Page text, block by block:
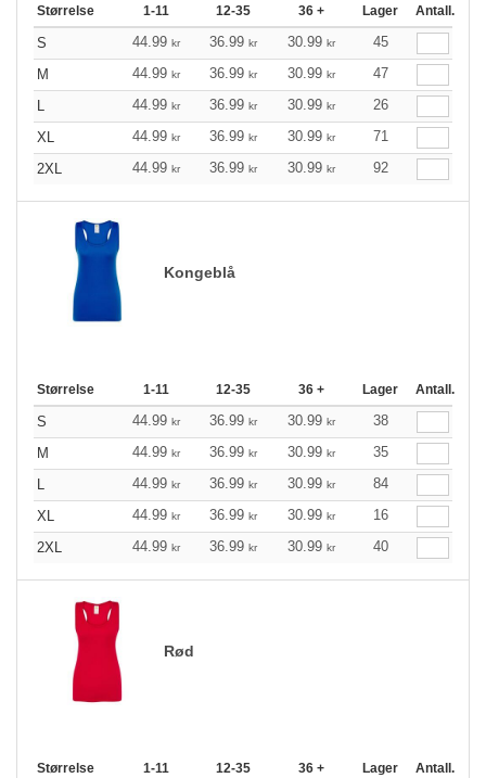
Størrelse 1-11 12-35 36 + Lager Antall.
S 44.99 kr 36.99 kr 30.99 kr
45
M
44.99 kr 36.99 kr 30.99 kr
47
L
44.99 kr 36.99 kr 30.99 kr
26
XL
44.99 kr 36.99 kr 30.99 kr
71
2XL
44.99 kr 36.99 kr 30.99 kr 92
Kongeblå
Størrelse 1-11 12-35 36 + Lager Antall.
S 44.99 kr 36.99 kr 30.99 kr
38
M
44.99 kr 36.99 kr 30.99 kr
35
L
44.99 kr 36.99 kr 30.99 kr
84
XL
44.99 kr 36.99 kr 30.99 kr
16
2XL
44.99 kr 36.99 kr 30.99 kr 40
Rød
Størrelse 1-11 12-35 36 + Lager Antall.